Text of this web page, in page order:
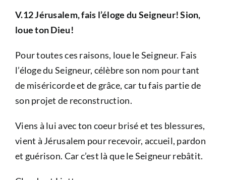
V.12 Jérusalem, fais l’éloge du Seigneur! Sion,
loue ton Dieu!
Pour toutes ces raisons, loue le Seigneur. Fais
l’éloge du Seigneur, célèbre son nom pour tant
de miséricorde et de grâce, car tu fais partie de
son projet de reconstruction.
Viens à lui avec ton coeur brisé et tes blessures,
vient à Jérusalem pour recevoir, accueil, pardon
et guérison. Car c’est là que le Seigneur rebâtit.